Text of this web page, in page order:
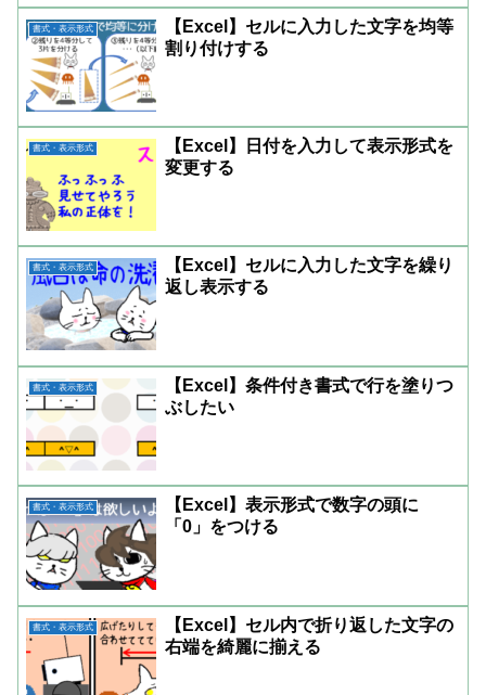
書式・表示形式
【Excel】セルに入力した文字を均等
割り付けする
書式・表示形式
【Excel】日付を入力して表示形式を
変更する
書式・表示形式
【Excel】セルに入力した文字を繰り
返し表示する
書式・表示形式
【Excel】条件付き書式で行を塗りつ
ぶしたい
書式・表示形式
【Excel】表示形式で数字の頭に
「0」をつける
書式・表示形式
【Excel】セル内で折り返した文字の
右端を綺麗に揃える